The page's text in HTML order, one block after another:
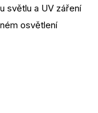
světlu a UV záření
osvětlení